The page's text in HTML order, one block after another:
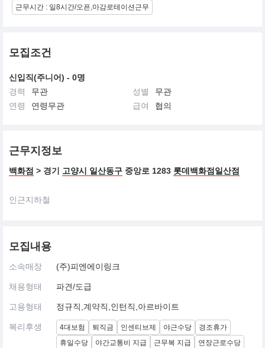
근무시간 : 일8시간/오픈,마감로테이션근무
모집조건
신입직(주니어) - 0명
경력
무관 성별
무관
연령
연령무관 급여 협의
근무지정보
백화점 > 경기 고양시 일산동구 중앙로 1283 롯데백화점일산점
인근지하철
모집내용
소속매장 (주)피엔에이링크
채용형태 파견/도급
고용형태 정규직,계약직,인턴직,아르바이트
복리후생 4대보험 퇴직금 인센티브제 야근수당
경조휴가
휴일수당
야간교통비 지급 근무복 지급
연장근로수당